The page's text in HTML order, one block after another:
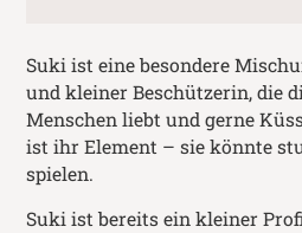
Suki ist eine besondere
und kleiner Beschützerin, die
Menschen liebt und gerne
ist ihr Element – sie könnte
spielen.
Suki ist bereits ein kleiner